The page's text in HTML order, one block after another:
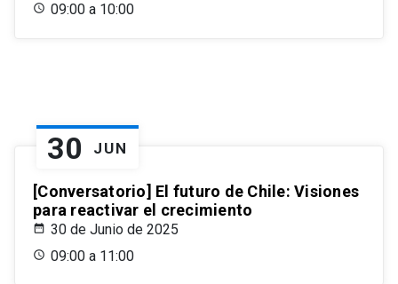
09:00 a 10:00
30 JUN
[Conversatorio] El futuro de Chile: Visiones
para reactivar el crecimiento
30 de Junio de 2025
09:00 a 11:00